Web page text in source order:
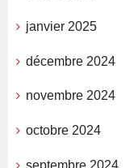
janvier 2025
décembre 2024
novembre 2024
octobre 2024
septembre 2024